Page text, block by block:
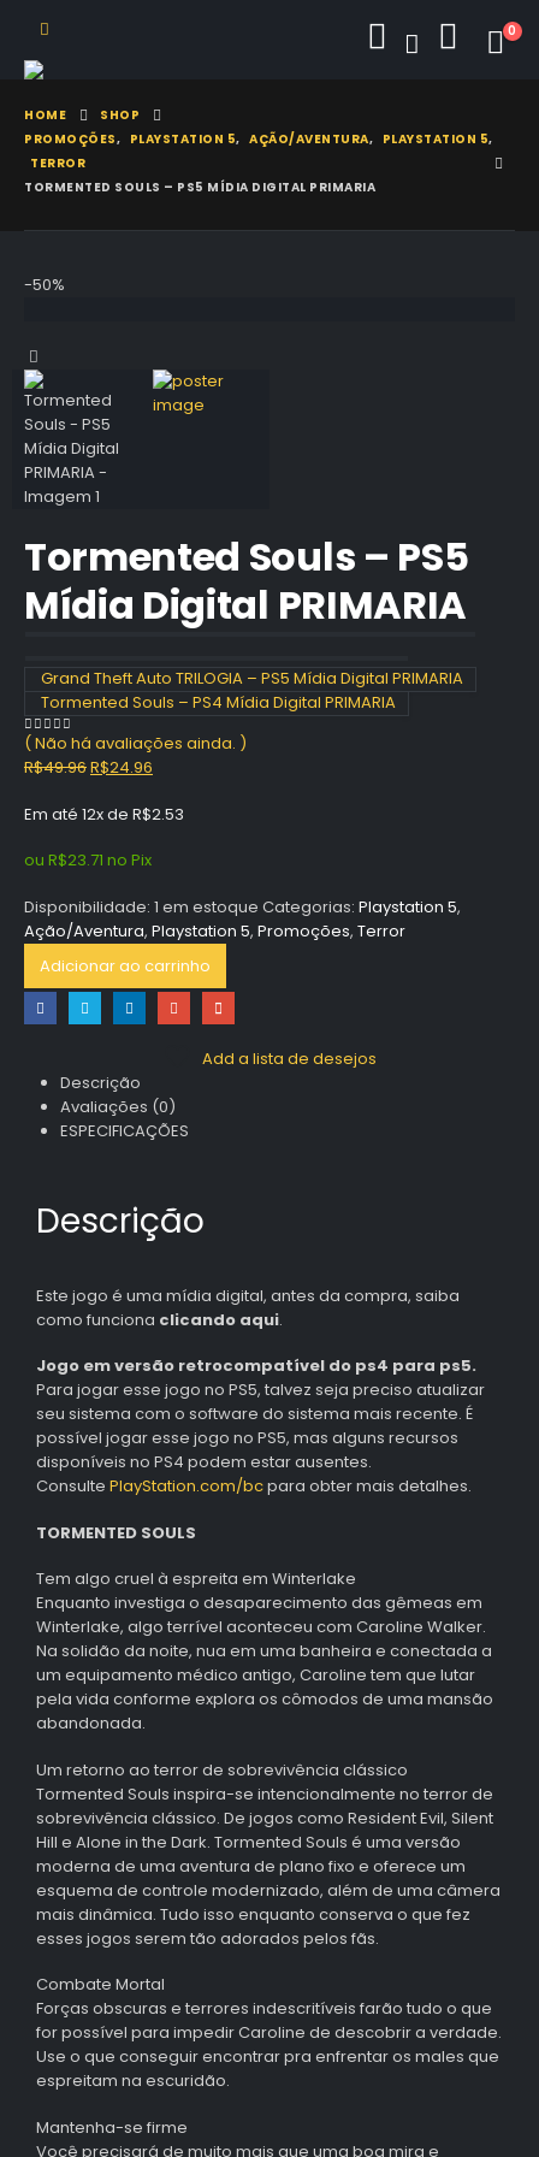
0
HOME
SHOP
PROMOÇÕES, PLAYSTATION 5, AÇÃO/AVENTURA, PLAYSTATION 5,
TERROR
TORMENTED SOULS – PS5 MÍDIA DIGITAL PRIMARIA
-50%
Tormented Souls – PS5
Mídia Digital PRIMARIA
Grand Theft Auto TRILOGIA – PS5 Mídia Digital PRIMARIA
Tormented Souls – PS4 Mídia Digital PRIMARIA
0 out of 5
( Não há avaliações ainda. )
R$49.96O
original
R$49.96.
R$24.96
atual
Em até 12x de R$2.53
ou R$23.71 no Pix
Disponibilidade: 1 em estoque Categorias: Playstation 5,
Ação/Aventura, Playstation 5, Promoções, Terror
Adicionar ao carrinho
Add a lista de desejos
Descrição
Avaliações (0)
ESPECIFICAÇÕES
Descrição
Este jogo é uma mídia digital, antes da compra, saiba
como funciona clicando aqui.
Jogo em versão retrocompatível do ps4 para ps5.
Para jogar esse jogo no PS5, talvez seja preciso atualizar
seu sistema com o software do sistema mais recente. É
possível jogar esse jogo no PS5, mas alguns recursos
disponíveis no PS4 podem estar ausentes.
Consulte PlayStation.com/bcpara obter mais detalhes.
TORMENTED SOULS
Tem algo cruel à espreita em Winterlake
Enquanto investiga o desaparecimento das gêmeas em
Winterlake, algo terrível aconteceu com Caroline Walker.
Na solidão da noite, nua em uma banheira e conectada a
um equipamento médico antigo, Caroline tem que lutar
pela vida conforme explora os cômodos de uma mansão
abandonada.
Um retorno ao terror de sobrevivência clássico
Tormented Souls inspira-se intencionalmente no terror de
sobrevivência clássico. De jogos como Resident Evil, Silent
Hill e Alone in the Dark. Tormented Souls é uma versão
moderna de uma aventura de plano fixo e oferece um
esquema de controle modernizado, além de uma câmera
mais dinâmica. Tudo isso enquanto conserva o que fez
esses jogos serem tão adorados pelos fãs.
Combate Mortal
Forças obscuras e terrores indescritíveis farão tudo o que
for possível para impedir Caroline de descobrir a verdade.
Use o que conseguir encontrar pra enfrentar os males que
espreitam na escuridão.
Mantenha-se firme
Você precisará de muito mais que uma boa mira e